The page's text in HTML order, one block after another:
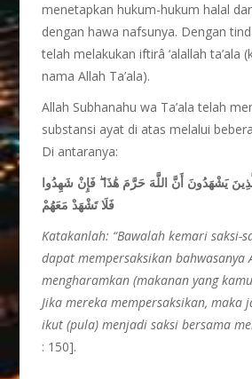
menetapkan hukum-hukum halal
dengan hawa nafsunya. Dengan
telah melakukan iftirâ ‘alallah ta’ala
nama Allah Ta’ala).
Allah Subhanahu wa Ta’ala telah
substansi ayat di atas melalui
Di antaranya:
يَشْهَدُونَ أَنَّ اللَّهَ حَرَّمَ هَٰذَا ۖ فَإِنْ شَهِدُوا
فَلَا تَشْهَدْ مَعَهُمْ
Katakanlah: “Bawalah kemari saksi-
dapat mempersaksikan bahwasanya
mengharamkan (makanan yang
Jika mereka mempersaksikan, maka
ikut (pula) menjadi saksi bersama
: 150].